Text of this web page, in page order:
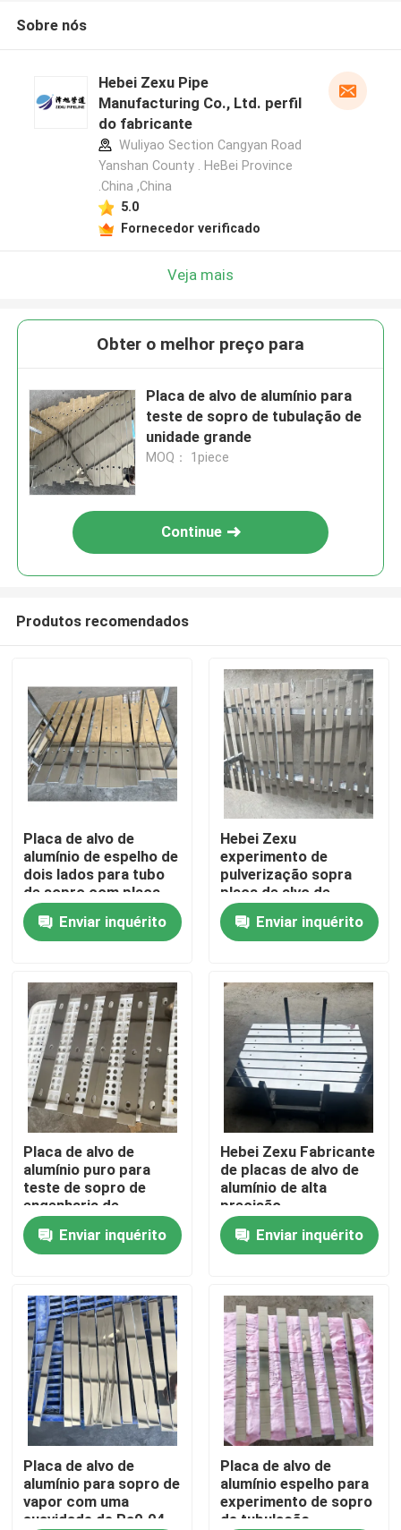
Casa
Produtos
Vídeos
Mostra de VR
Sobre nós
Excursão da fábrica
Controle da qualidade
Contacte-nos
Notícia
Peça umas citações
Sobre nós
Hebei Zexu Pipe
Manufacturing Co., Ltd. perfil
do fabricante
Wuliyao Section Cangyan Road
Yanshan County . HeBei Province
.China ,China
5.0
Fornecedor verificado
Veja mais
Obter o melhor preço para
Placa de alvo de alumínio para
teste de sopro de tubulação de
unidade grande
MOQ： 1piece
Continue
Produtos recomendados
Placa de alvo de
alumínio de espelho de
dois lados para tubo
de sopro com placa
de alvo de alumínio
puro Enviar inquérito
Hebei Zexu
experimento de
pulverização sopra
placa de alvo de
alumínio
Enviar inquérito
Placa de alvo de
alumínio puro para
teste de sopro de
engenharia de
tubulações
Enviar inquérito
Hebei Zexu Fabricante
de placas de alvo de
alumínio de alta
precisão
Enviar inquérito
Placa de alvo de
alumínio para sopro de
vapor com uma
suavidade de Ra0.04
Placa de alvo de
alumínio espelho para
experimento de sopro
de tubulação